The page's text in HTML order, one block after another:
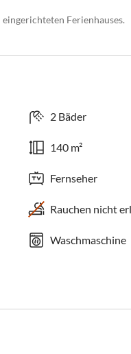
Ferienhauses.
2 Bäder
140 m²
Fernseher
Rauchen nicht
Waschmaschine